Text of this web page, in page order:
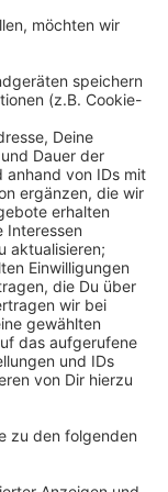
Kleve,
aber wegen
wird jeder Kreis
jeweils noch
und
bereits
Kultur,
angekündigt.